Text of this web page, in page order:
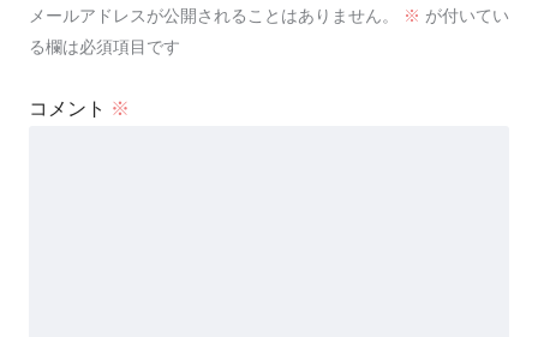
メールアドレスが公開されることはありません。 ※ が付いてい
る欄は必須項目です
コメント ※